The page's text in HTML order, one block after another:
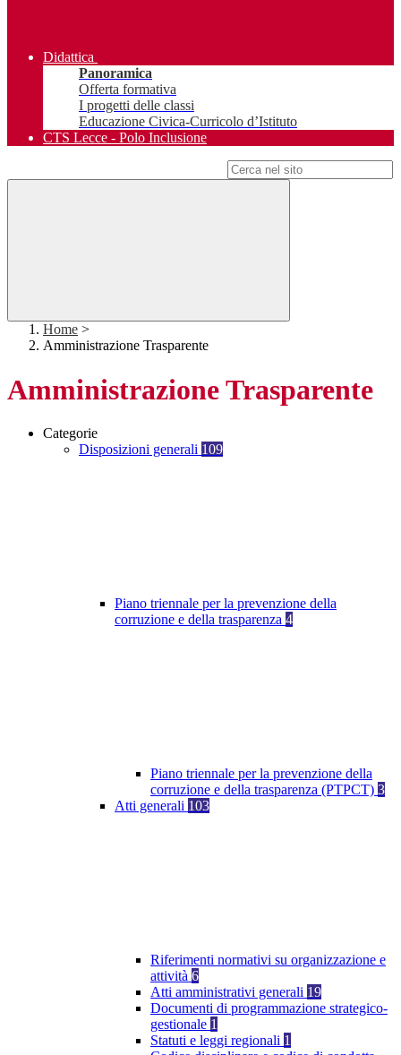
Didattica
Panoramica
Offerta formativa
I progetti delle classi
Educazione Civica-Curricolo d’Istituto
CTS Lecce - Polo Inclusione
Home >
Amministrazione Trasparente
Amministrazione Trasparente
Categorie
Disposizioni generali 109
Piano triennale per la prevenzione della
corruzione e della trasparenza 4
Piano triennale per la prevenzione della
corruzione e della trasparenza (PTPCT) 3
Atti generali 103
Riferimenti normativi su organizzazione e
attività 6
Atti amministrativi generali 19
Documenti di programmazione strategico-
gestionale 1
Statuti e leggi regionali 1